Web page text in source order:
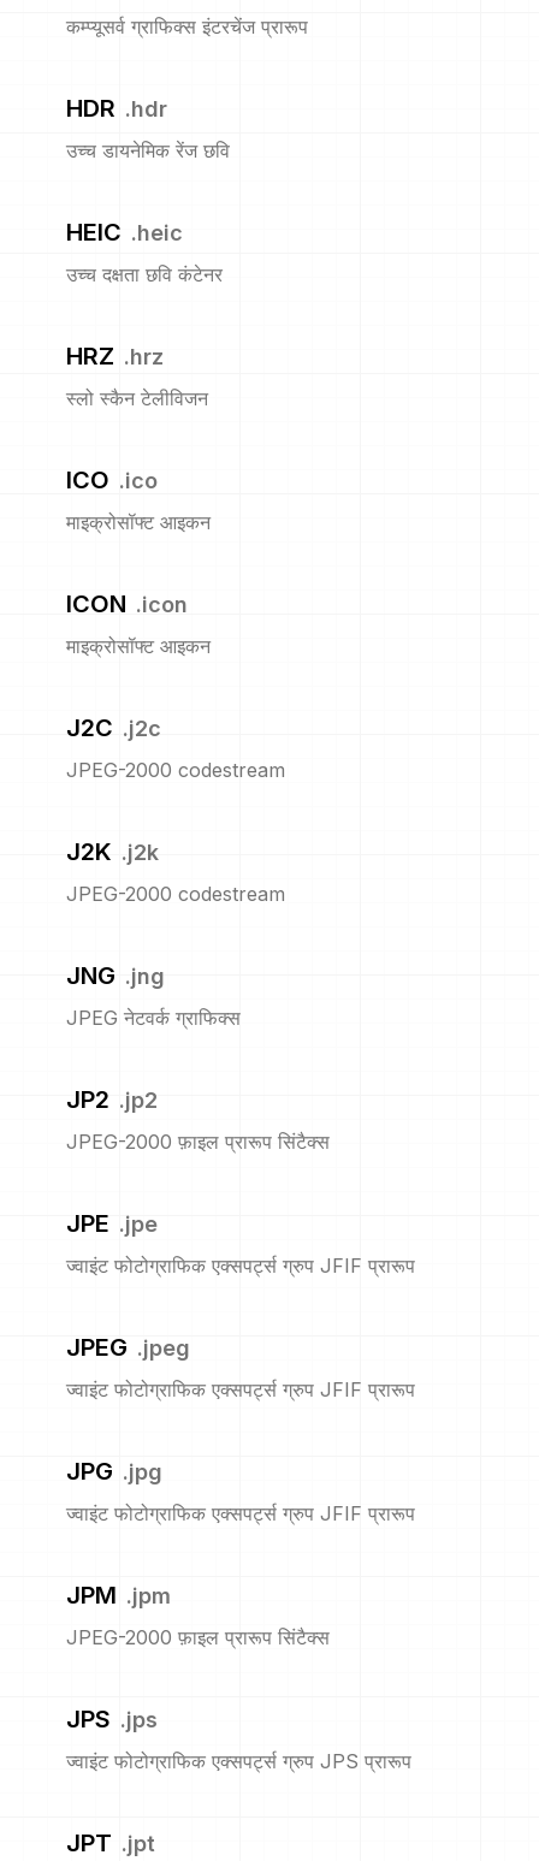
कम्प्यूसर्व ग्राफिक्स इंटरचेंज प्रारूप
HDR .hdr
उच्च डायनेमिक रेंज छवि
HEIC .heic
उच्च दक्षता छवि कंटेनर
HRZ .hrz
स्लो स्कैन टेलीविजन
ICO .ico
माइक्रोसॉफ्ट आइकन
ICON .icon
माइक्रोसॉफ्ट आइकन
J2C .j2c
JPEG-2000 codestream
J2K .j2k
JPEG-2000 codestream
JNG .jng
JPEG नेटवर्क ग्राफिक्स
JP2 .jp2
JPEG-2000 फ़ाइल प्रारूप सिंटैक्स
JPE .jpe
ज्वाइंट फोटोग्राफिक एक्सपर्ट्स ग्रुप JFIF प्रारूप
JPEG .jpeg
ज्वाइंट फोटोग्राफिक एक्सपर्ट्स ग्रुप JFIF प्रारूप
JPG .jpg
ज्वाइंट फोटोग्राफिक एक्सपर्ट्स ग्रुप JFIF प्रारूप
JPM .jpm
JPEG-2000 फ़ाइल प्रारूप सिंटैक्स
JPS .jps
ज्वाइंट फोटोग्राफिक एक्सपर्ट्स ग्रुप JPS प्रारूप
JPT .jpt